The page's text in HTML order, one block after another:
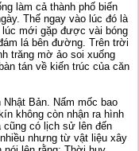
làm cả thành phố biến
Thế ngay vào lúc đó là
mới gặp được vài bóng
lá bên đường. Trên trời
trăng mờ ảo soi xuống
tán về kiến trúc của căn
Bản. Nấm mốc bao
không còn nhận ra hình
có lịch sử lên đến
nhưng từ vật liệu xây